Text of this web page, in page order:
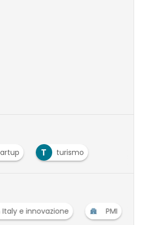
T turismo
Italy e innovazione PMI